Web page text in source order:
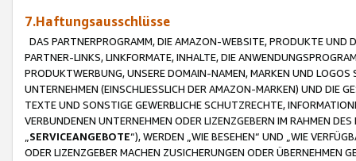
7.Haftungsausschlüsse
DAS PARTNERPROGRAMM, DIE AMAZON-WEBSITE, PRODUKTE UND
PARTNER-LINKS, LINKFORMATE, INHALTE, DIE
PRODUKTWERBUNG, UNSERE DOMAIN-NAMEN, MARKEN UND
UNTERNEHMEN (EINSCHLIESSLICH DER AMAZON-MARKEN) UND DIE
TEXTE UND SONSTIGE GEWERBLICHE SCHUTZRECHTE,
VERBUNDENEN UNTERNEHMEN ODER LIZENZGEBERN IM RAHMEN
SERVICEANGEBOTE“), WERDEN „WIE BESEHEN“ UND „WIE
ODER LIZENZGEBER MACHEN ZUSICHERUNGEN ODER ÜBERNEHMEN